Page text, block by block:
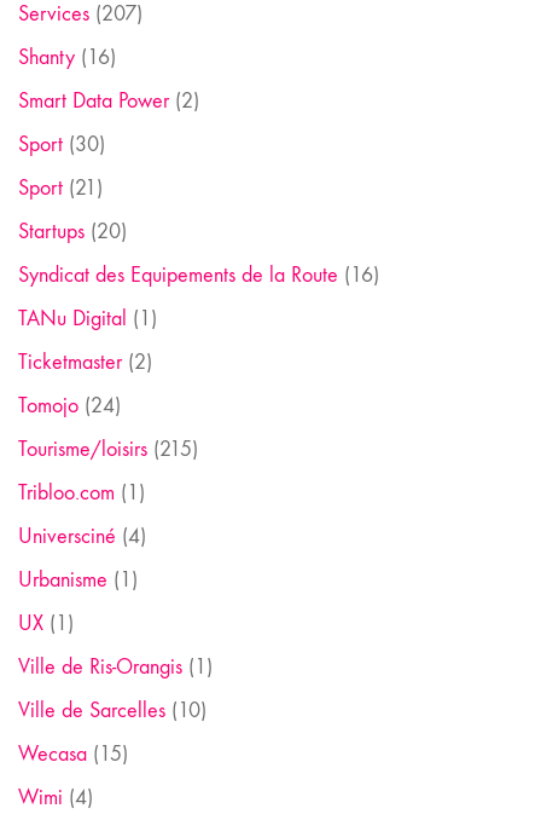
Services (207)
Shanty (16)
Smart Data Power(2)
Sport (30)
Sport (21)
Startups (20)
Syndicat des Equipements de la Route (16)
TANu Digital (1)
Ticketmaster(2)
Tomojo (24)
Tourisme/loisirs (215)
Tribloo.com (1)
Universciné (4)
Urbanisme (1)
UX (1)
Ville de Ris-Orangis (1)
Ville de Sarcelles (10)
Wecasa (15)
Wimi (4)